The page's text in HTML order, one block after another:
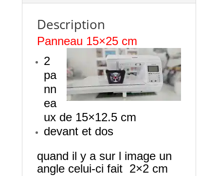
Description
Panneau 15×25 cm
2
pa
nn
ea
ux de 15×12.5 cm
devant et dos
quand il y a sur l image un
angle celui-ci fait 2×2 cm